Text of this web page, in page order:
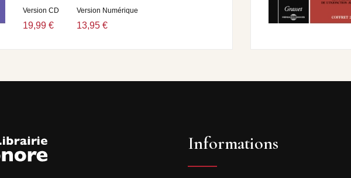
Version CD
19,99 €
Version Numérique
13,95 €
Informations